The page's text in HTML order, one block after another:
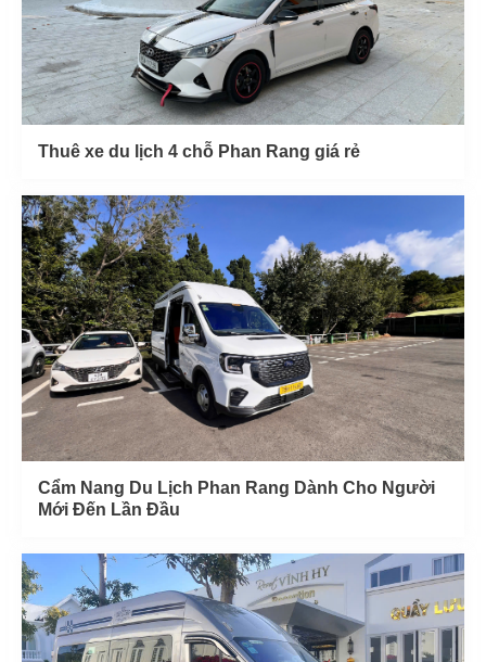
Thuê xe du lịch 4 chỗ Phan Rang giá rẻ
Cẩm Nang Du Lịch Phan Rang Dành Cho Người
Mới Đến Lần Đầu